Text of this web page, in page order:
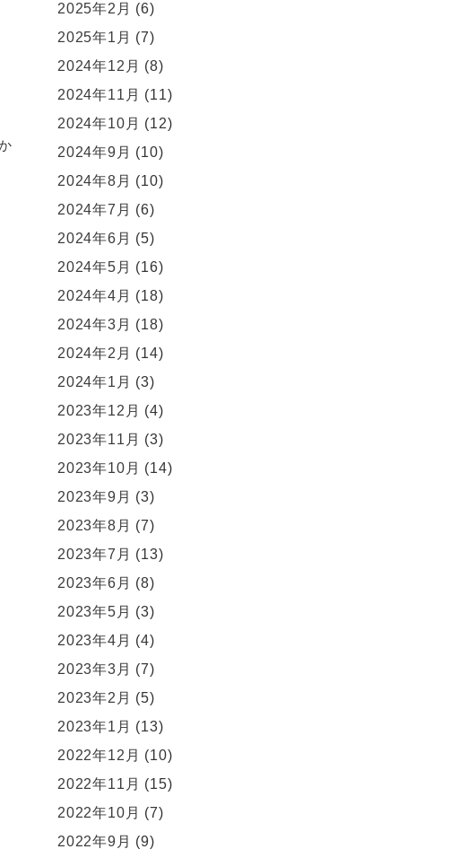
2025年2月 (6)
2025年1月 (7)
2024年12月 (8)
2024年11月 (11)
2024年10月 (12)
2024年9月 (10)
2024年8月 (10)
2024年7月 (6)
2024年6月 (5)
2024年5月 (16)
2024年4月 (18)
2024年3月 (18)
2024年2月 (14)
2024年1月 (3)
2023年12月 (4)
2023年11月 (3)
2023年10月 (14)
2023年9月 (3)
2023年8月 (7)
2023年7月 (13)
2023年6月 (8)
2023年5月 (3)
2023年4月 (4)
2023年3月 (7)
2023年2月 (5)
2023年1月 (13)
2022年12月 (10)
2022年11月 (15)
2022年10月 (7)
2022年9月 (9)